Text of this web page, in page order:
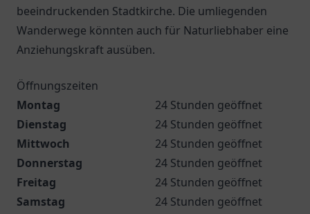
beeindruckenden Stadtkirche. Die umliegenden
Wanderwege könnten auch für Naturliebhaber eine
Anziehungskraft ausüben.
Öffnungszeiten
Montag
24 Stunden geöffnet
Dienstag
24 Stunden geöffnet
Mittwoch
24 Stunden geöffnet
Donnerstag
24 Stunden geöffnet
Freitag
24 Stunden geöffnet
Samstag
24 Stunden geöffnet